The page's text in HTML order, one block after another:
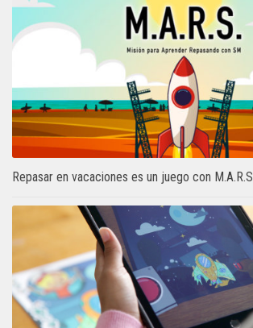
Repasar en vacaciones es un juego con M.A.R.S